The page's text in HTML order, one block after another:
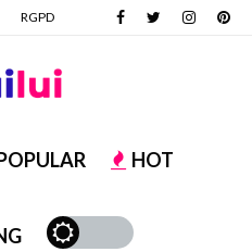
RGPD
HOT